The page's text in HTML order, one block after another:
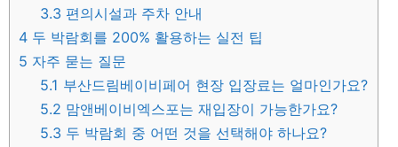
3.3 편의시설과 주차 안내
4 두 박람회를 200% 활용하는 실전 팁
5 자주 묻는 질문
5.1 부산드림베이비페어 현장 입장료는 얼마인가요?
5.2 맘앤베이비엑스포는 재입장이 가능한가요?
5.3 두 박람회 중 어떤 것을 선택해야 하나요?